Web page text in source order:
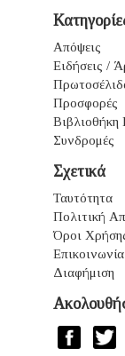
Απόψεις
Ειδήσεις /
Προσφορές
Βιβλιοθήκη
Συνδρομές
Σχετικά
Ταυτότητα
Πολιτική
Όροι
Επικοινωνία
Διαφήμιση